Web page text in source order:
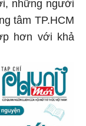
tâm TP.HCM
hơn với khả